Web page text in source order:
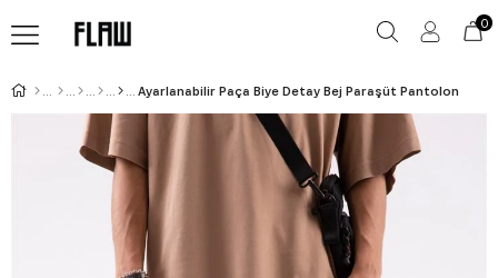
0
Ayarlanabilir Paça Biye Detay Bej Paraşüt Pantolon